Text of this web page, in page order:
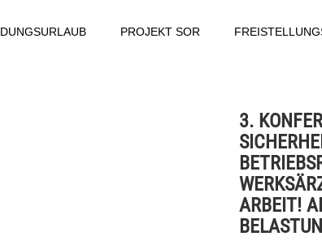
PROJEKT SOR
3.
ARBEIT!